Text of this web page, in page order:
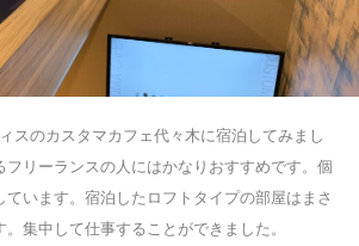
スのカスタマカフェ代々木に宿泊してみまし
フリーランスの人にはかなりおすすめです。個
ています。宿泊したロフトタイプの部屋はまさ
。集中して仕事することができました。